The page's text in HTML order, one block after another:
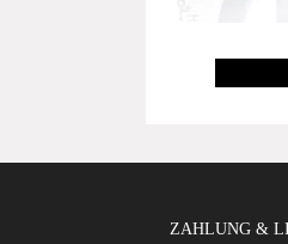
ZAHLUNG &